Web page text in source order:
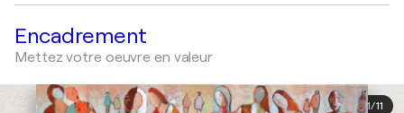
Encadrement
Mettez votre oeuvre en valeur
1/11